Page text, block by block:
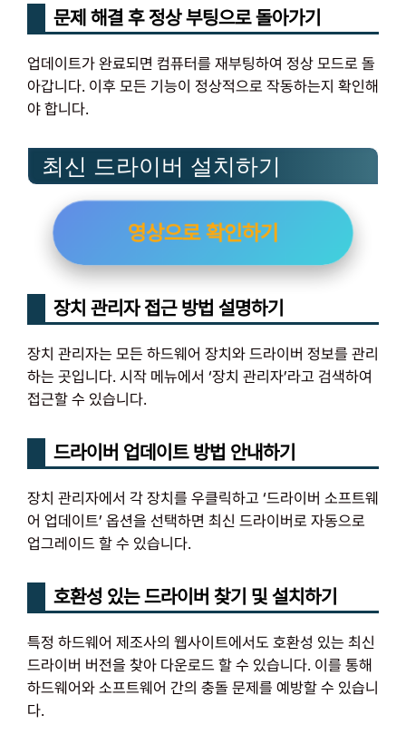
문제 해결 후 정상 부팅으로 돌아가기
업데이트가 완료되면 컴퓨터를 재부팅하여 정상 모드로 돌
아갑니다. 이후 모든 기능이 정상적으로 작동하는지 확인해
야 합니다.
최신 드라이버 설치하기
영상으로 확인하기
장치 관리자 접근 방법 설명하기
장치 관리자는 모든 하드웨어 장치와 드라이버 정보를 관리
하는 곳입니다. 시작 메뉴에서 ‘장치 관리자’라고 검색하여
접근할 수 있습니다.
드라이버 업데이트 방법 안내하기
장치 관리자에서 각 장치를 우클릭하고 ‘드라이버 소프트웨
어 업데이트’ 옵션을 선택하면 최신 드라이버로 자동으로
업그레이드 할 수 있습니다.
호환성 있는 드라이버 찾기 및 설치하기
특정 하드웨어 제조사의 웹사이트에서도 호환성 있는 최신
드라이버 버전을 찾아 다운로드 할 수 있습니다. 이를 통해
하드웨어와 소프트웨어 간의 충돌 문제를 예방할 수 있습니
다.